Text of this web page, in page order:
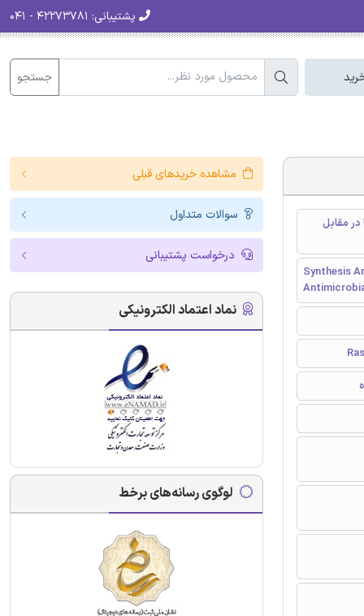
پشتیبانی:
جستجو
مقابل
Synthesis
مشاهده خریدهای قبلی
سوالات متداول
درخواست پشتیبانی
نماد اعتماد الکترونیکی
لوگوی رسانه‌های برخط